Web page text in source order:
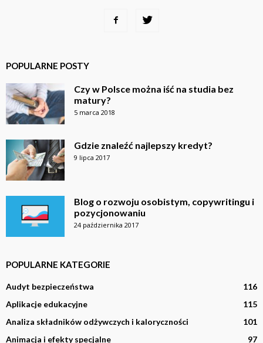
POPULARNE POSTY
Czy w Polsce można iść na studia bez
matury?
5 marca 2018
Gdzie znaleźć najlepszy kredyt?
9 lipca 2017
Blog o rozwoju osobistym, copywritingu i
pozycjonowaniu
24 października 2017
POPULARNE KATEGORIE
Audyt bezpieczeństwa
116
Aplikacje edukacyjne
115
Analiza składników odżywczych i kaloryczności
101
Animacja i efekty specjalne
97